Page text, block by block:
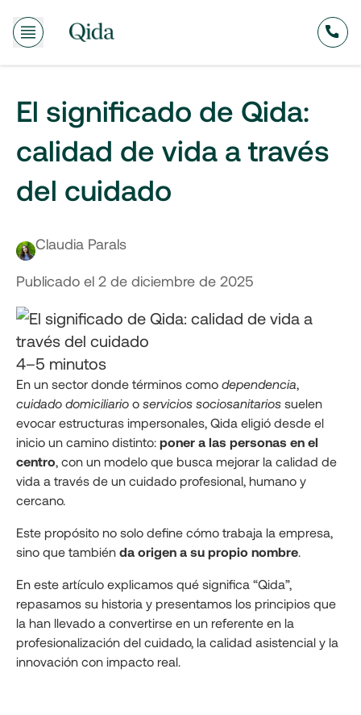
El significado de Qida:
calidad de vida a través
del cuidado
Claudia Parals
Publicado el 2 de diciembre de 2025
4–5 minutos
En un sector donde términos como dependencia
cuidado domiciliario o servicios sociosanitarios suelen
evocar estructuras impersonales, Qida eligió desde el
inicio un camino distinto: poner a las personas en el
centro , con un modelo que busca mejorar la calidad de
vida a través de un cuidado profesional, humano y
cercano.
Este propósito no solo define cómo trabaja la empresa,
sino que también da origen a su propio nombre
En este artículo explicamos qué significa “Qida”,
repasamos su historia y presentamos los principios que
la han llevado a convertirse en un referente en la
profesionalización del cuidado, la calidad asistencial y la
innovación con impacto real.